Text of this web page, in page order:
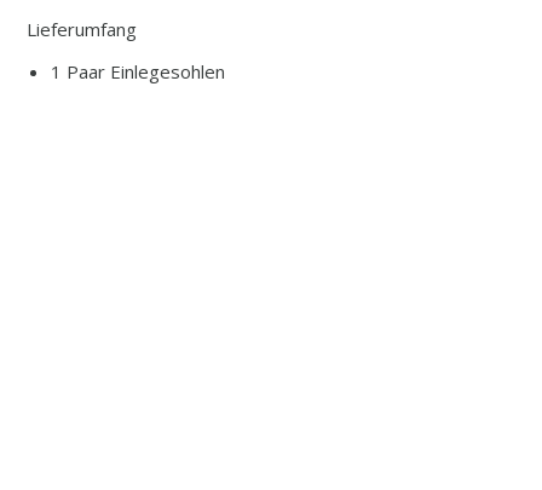
Lieferumfang
1 Paar Einlegesohlen